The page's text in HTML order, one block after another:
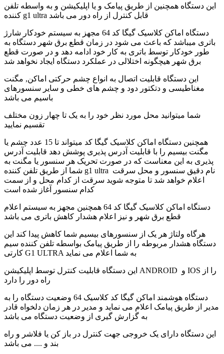
این دستگاه همچنین از طریق پیامک و یا اپلیکیشن و به واسطه تلفن
کننده g1 ultra قابل کنترل از راه دور می باشد
دستگاه اماکن کلاسیک گیگا کد 64 مجهز به سیستم خودکار شارژ
باتری میباشد که باعث می شود در زمان قطع برق شهر دستگاه به
طور خودکار توسط باتری به کار خود ادامه دهد و در صورت قطع
برق شهر هیچگونه اختلالی در عملکرد دستگاه ایجاد نخواهد شد
این دستگاه قابلیت اتصال به انواع چشم حرکتی اماکن, مگنت
مغناطیسی و دتکتور دود و چشم های خطی و سایر سنسورهای
باسیم می باشد
شما میتوانید محل مورد نظر خود را به یک تا چهار زون مختلف
تقسیم نمایید
همچنین دستگاه اماکن کلاسیک گیگا کد میتواند تا 15 عدد چشم یا
مگنت بیسیم را با قابلیت آدرس پذیری پوشش دهد قابلیت آدرس
پذیری به این معناست که در صورت تحریک هر سنسور یا مگنت به
شما از طریق تلفن کننده g1 ultra نام دقیق سنسور و محل سرقت
اعلام خواهد شد تا متوجه شوید سرقت از کدام محل و از سمت
کدام سنسور آغاز شده است
دستگاه اماکن کلاسیک گیگا کد 64 همچنین مجهز به سیستم اعلام
قطع برق شهر و نیز اعلام هشدار کاهش باتری می باشد
هرگاه ولتاژ هر یک از سنسورهای بیسیم شما کاهش پیدا کند این
دستگاه هشدار مربوطه را از طریق پیامک بواسطه تلفن کننده سیم
کارتی G1 ULTRA به شما اعلام می نماید
این دستگاه قابلیت کنترل توسط اپلیکیشن ANDROID و IOS را از
راه دور را دارد
دستگاه هوشمند اماکن گیگا کد کلاسیک 64 وضعیت دستگاه را به
مدیر از طریق پیامک اعلام می نماید و مدیر در هر زمان دلخواه قادر
به گزارش گیری از وضعیت دستگاه می باشد
این دستگاه دارای یک خروجی جهت کنترل در باز کن یا فلاشر و راه
بند و .... می باشد